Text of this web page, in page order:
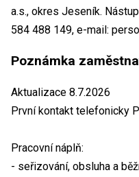
a.s., okres Jeseník.
584 488 149, e-mail:
Poznámka
Aktualizace 8.7.2026
První kontakt telefonicky
Pracovní náplň:
- seřizování, obsluha a